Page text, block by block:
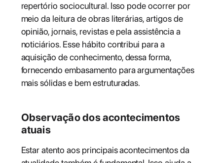
repertório sociocultural. Isso pode ocorrer por
meio da leitura de obras literárias, artigos de
opinião, jornais, revistas e pela assistência a
noticiários. Esse hábito contribui para a
aquisição de conhecimento, dessa forma,
fornecendo embasamento para argumentações
mais sólidas e bem estruturadas.
Observação dos acontecimentos
atuais
Estar atento aos principais acontecimentos da